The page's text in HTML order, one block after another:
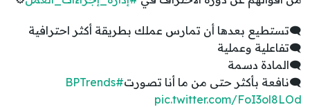
🗨تستطيع بعدها أن تمارس عملك بطريقة أكثر احترافية
🗨تفاعلية وعملية
🗨المادة دسمة
🗨نافعة بأكثر حتى من ما أنا تصورت#BPTrends
pic.twitter.com/FoI3ol8LOd